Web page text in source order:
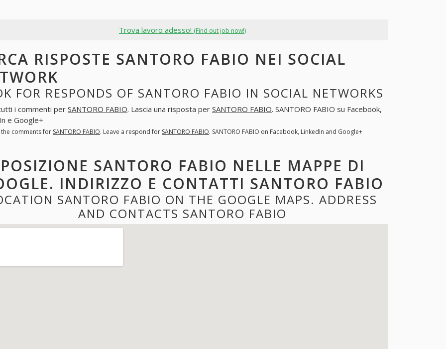
Trova lavoro adesso! (Find out job now!)
RISPOSTE SANTORO FABIO NEI SOCIAL
FOR RESPONDS OF SANTORO FABIO IN SOCIAL NETWORKS
i commenti per SANTORO FABIO. Lascia una risposta per SANTORO FABIO. SANTORO FABIO su Facebook,
e Google+
the comments for SANTORO FABIO. Leave a respond for SANTORO FABIO. SANTORO FABIO on Facebook, LinkedIn and Google+
POSIZIONE SANTORO FABIO NELLE MAPPE DI
INDIRIZZO E CONTATTI SANTORO FABIO
SANTORO FABIO ON THE GOOGLE MAPS. ADDRESS
AND CONTACTS SANTORO FABIO